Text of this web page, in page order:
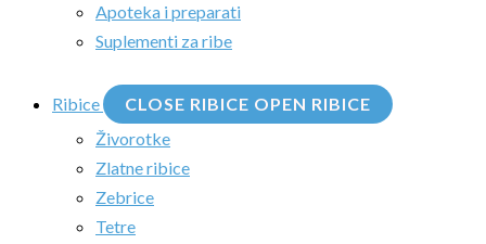
Apoteka i preparati
Suplementi za ribe
Ribice CLOSE RIBICE OPEN RIBICE
Živorotke
Zlatne ribice
Zebrice
Tetre